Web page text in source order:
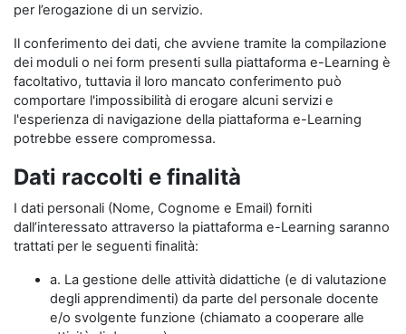
per l’erogazione di un servizio.
Il conferimento dei dati, che avviene tramite la compilazione
dei moduli o nei form presenti sulla piattaforma e-Learning è
facoltativo, tuttavia il loro mancato conferimento può
comportare l'impossibilità di erogare alcuni servizi e
l'esperienza di navigazione della piattaforma e-Learning
potrebbe essere compromessa.
Dati raccolti e finalità
I dati personali (Nome, Cognome e Email) forniti
dall’interessato attraverso la piattaforma e-Learning saranno
trattati per le seguenti finalità:
a. La gestione delle attività didattiche (e di valutazione
degli apprendimenti) da parte del personale docente
e/o svolgente funzione (chiamato a cooperare alle